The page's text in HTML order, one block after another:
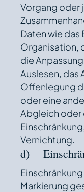
Vorgang oder
Daten wie das
Organisation,
die
Auslesen, das
Offenlegung
oder eine
Abgleich oder
Vernichtung.
d)
Markierung